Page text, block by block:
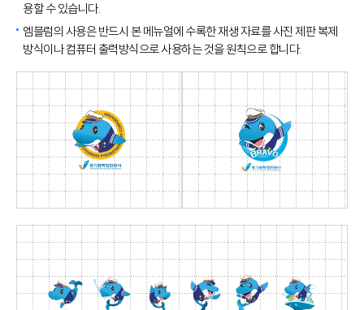
용할 수 있습니다.
엠블럼의 사용은 반드시 본 메뉴얼에 수록한 재생 자료를 사진 제판 복제
방식이나 컴퓨터 출력방식으로 사용하는 것을 원칙으로 합니다.